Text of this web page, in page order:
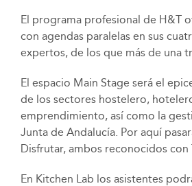
El programa profesional de H&T
con agendas paralelas en sus
expertos, de los que más de una
El espacio Main Stage será el
de los sectores hostelero,
emprendimiento, así como la
Junta de Andalucía. Por aquí
Disfrutar, ambos reconocidos con
En Kitchen Lab los asistentes